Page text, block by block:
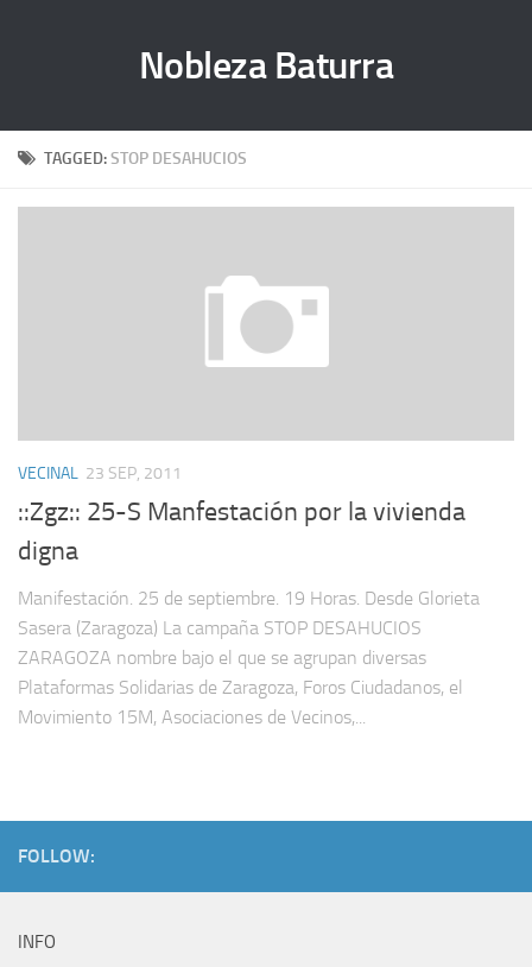
Nobleza Baturra
TAGGED:STOP DESAHUCIOS
VECINAL 23 SEP, 2011
::Zgz:: 25-S Manfestación por la vivienda
digna
Manifestación. 25 de septiembre. 19 Horas. Desde Glorieta
Sasera (Zaragoza) La campaña STOP DESAHUCIOS
ZARAGOZA nombre bajo el que se agrupan diversas
Plataformas Solidarias de Zaragoza, Foros Ciudadanos, el
Movimiento 15M, Asociaciones de Vecinos,...
FOLLOW:
INFO